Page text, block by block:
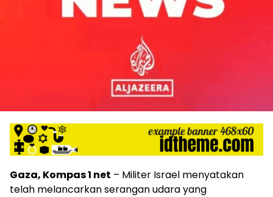
Gaza, Kompas 1 net – Militer Israel menyatakan
telah melancarkan serangan udara yang